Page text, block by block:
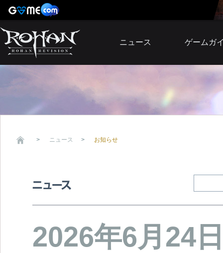
ニュース
アップデート
ゲームガ
ニュース お知らせ
2026年6月24